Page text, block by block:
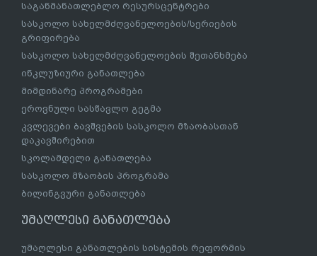
საგანმანათლებლო რესურსცენტრები
სასკოლო სახელმძღვანელოების/სერიების
გრიფირება
სასკოლო სახელმძღვანელოების შეთანხმება
ინკლუზიური განათლება
მიმდინარე პროგრამები
ეროვნული სასწავლო გეგმა
კვლევები ბავშვების სასკოლო მზაობასთან
დაკავშირებით
სკოლამდელი განათლება
სასკოლო მზაობის პროგრამა
ბილინგვური განათლება
უმაღლესი განათლება
უმაღლესი განათლების სისტემის რეფორმის